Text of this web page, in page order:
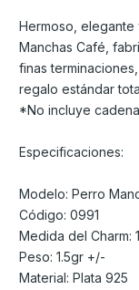
Hermoso, elegante
Manchas Café,
finas
regalo estándar
*No incluye
Especificaciones:
Modelo: Perro
Código: 0991
Medida del Charm:
Peso: 1.5gr +/-
Material: Plata 925